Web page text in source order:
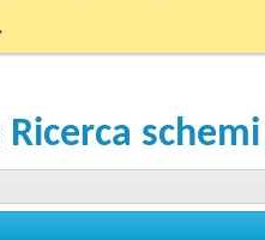
Ricerca schemi